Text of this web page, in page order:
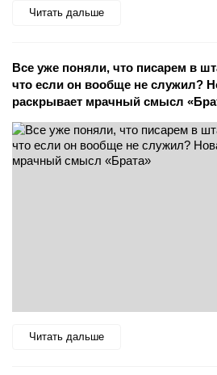
Читать дальше
Все уже поняли, что писарем в
что если он вообще не служил?
раскрывает мрачный смысл
Читать дальше